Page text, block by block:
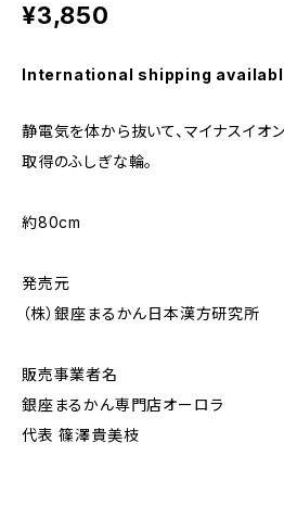
¥3,850
International shipping
静電気を体から抜いて、マイナスイ
取得のふしぎな輪。
約80cm
発売元
（株）銀座まるかん日本漢方研究所
販売事業者名
銀座まるかん専門店オーロラ
代表 篠澤貴美枝